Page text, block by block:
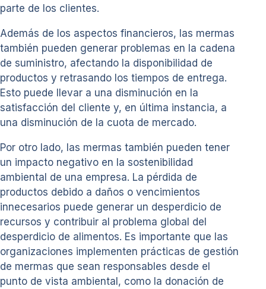
parte de los clientes.
Además de los aspectos financieros, las mermas
también pueden generar problemas en la cadena
de suministro, afectando la disponibilidad de
productos y retrasando los tiempos de entrega.
Esto puede llevar a una disminución en la
satisfacción del cliente y, en última instancia, a
una disminución de la cuota de mercado.
Por otro lado, las mermas también pueden tener
un impacto negativo en la sostenibilidad
ambiental de una empresa. La pérdida de
productos debido a daños o vencimientos
innecesarios puede generar un desperdicio de
recursos y contribuir al problema global del
desperdicio de alimentos. Es importante que las
organizaciones implementen prácticas de gestión
de mermas que sean responsables desde el
punto de vista ambiental, como la donación de